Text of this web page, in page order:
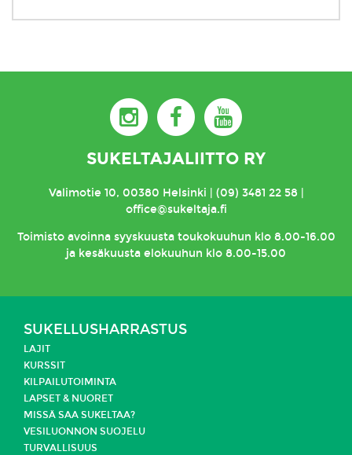
SUKELTAJALIITTO RY
Valimotie 10, 00380 Helsinki | (09) 3481 22 58 |
office@sukeltaja.fi
Toimistoavoinna syyskuusta toukokuuhun klo 8.00-16.00
ja kesäkuusta elokuuhun klo 8.00-15.00
SUKELLUSHARRASTUS
LAJIT
KURSSIT
KILPAILUTOIMINTA
LAPSET & NUORET
MISSÄ SAA SUKELTAA?
VESILUONNON SUOJELU
TURVALLISUUS